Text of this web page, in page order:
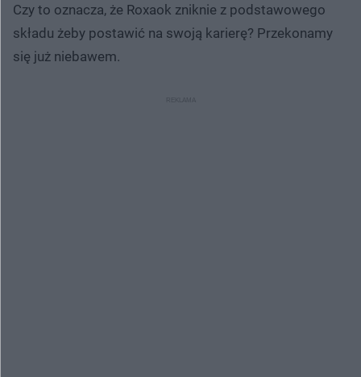
Czy to oznacza, że Roxaok zniknie z podstawowego
składu żeby postawić na swoją karierę? Przekonamy
się już niebawem.